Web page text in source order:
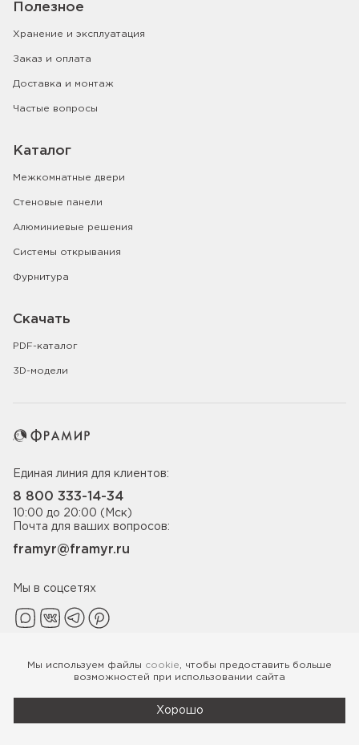
Полезное
Хранение и эксплуатация
Заказ и оплата
Доставка и монтаж
Частые вопросы
Каталог
Межкомнатные двери
Стеновые панели
Алюминиевые решения
Системы открывания
Фурнитура
Скачать
PDF-каталог
3D-модели
Единая линия для клиентов:
8 800 333-14-34
10:00 до 20:00 (Мск)
Почта для ваших вопросов:
framyr@framyr.ru
Мы в соцсетях
Политика конфиденциальности
Мы используем файлы cookie , чтобы предоставить больше
возможностей при использовании сайта
Хорошо